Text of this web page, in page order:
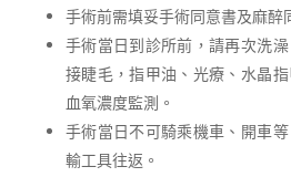
手術前需填妥手術同意書及麻醉
手術當日到診所前，請再次洗
接睫毛，指甲油、光療、水晶
血氧濃度監測。
手術當日不可騎乘機車、開車
輸工具往返。